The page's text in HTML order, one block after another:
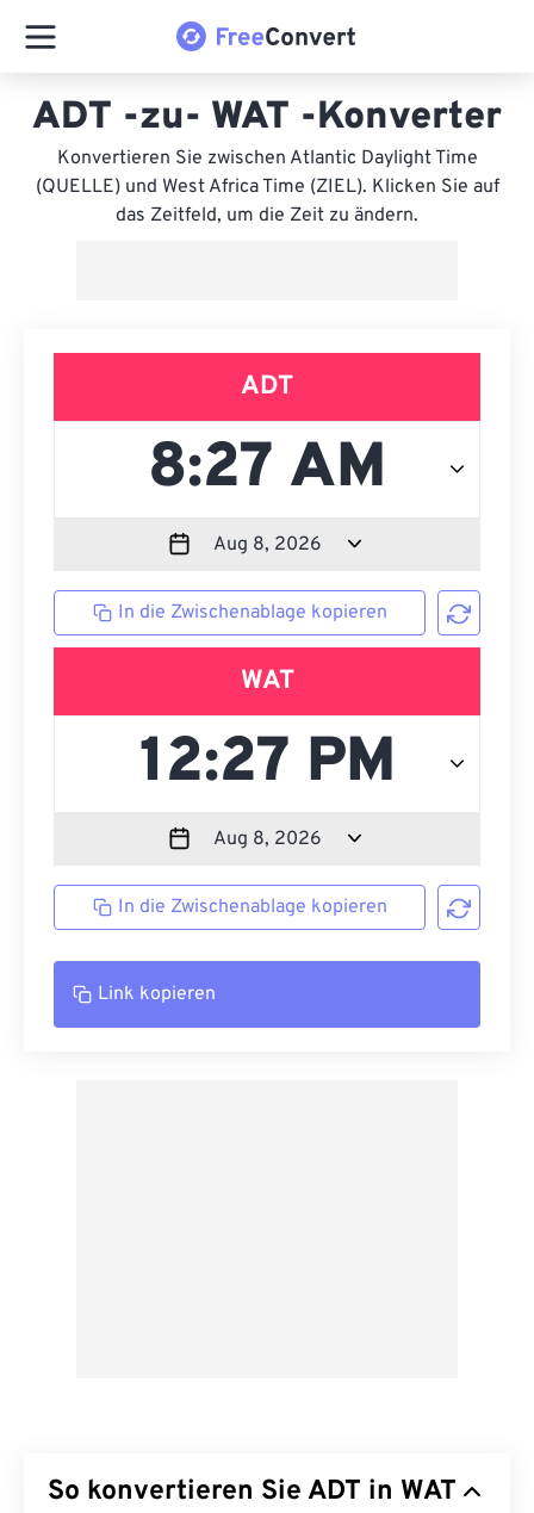
ADT -zu- WAT -Konverter
Konvertieren Sie zwischen Atlantic Daylight Time
(QUELLE) und West Africa Time (ZIEL). Klicken Sie auf
das Zeitfeld, um die Zeit zu ändern.
ADT
In die Zwischenablage kopieren
WAT
In die Zwischenablage kopieren
Link kopieren
So konvertieren Sie ADT in WAT